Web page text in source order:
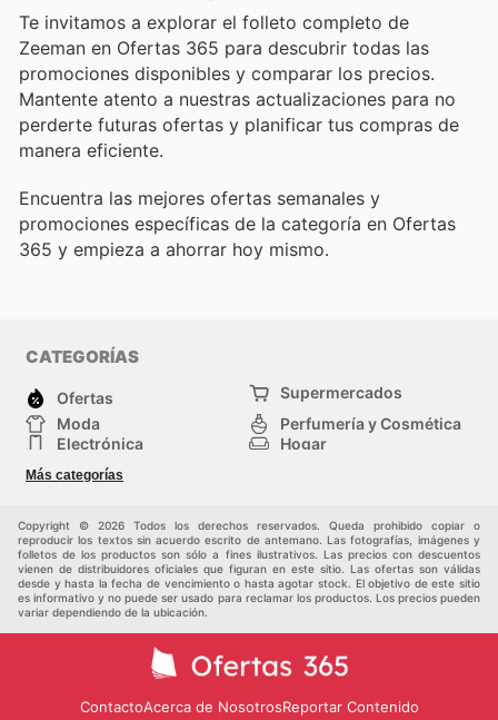
Te invitamos a explorar el folleto completo de
Zeeman en Ofertas 365 para descubrir todas las
promociones disponibles y comparar los precios.
Mantente atento a nuestras actualizaciones para no
perderte futuras ofertas y planificar tus compras de
manera eficiente.
Encuentra las mejores ofertas semanales y
promociones específicas de la categoría en Ofertas
365 y empieza a ahorrar hoy mismo.
CATEGORÍAS
Ofertas
Supermercados
Moda
Perfumería y Cosmética
Electrónica
Hogar
Deporte
Juguetes y bebés
Más categorías
Copyright © 2026 Todos los derechos reservados. Queda prohibido copiar o
reproducir los textos sin acuerdo escrito de antemano. Las fotografías, imágenes y
folletos de los productos son sólo a fines ilustrativos. Las precios con descuentos
vienen de distribuidores oficiales que figuran en este sitio. Las ofertas son válidas
desde y hasta la fecha de vencimiento o hasta agotar stock. El objetivo de este sitio
es informativo y no puede ser usado para reclamar los productos. Los precios pueden
variar dependiendo de la ubicación.
ContactoAcerca de NosotrosReportar Contenido